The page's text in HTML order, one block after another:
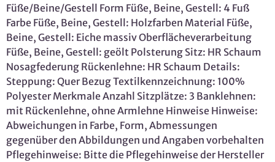
Füße/Beine/Gestell Form Füße, Beine, Gestell: 4 Fuß
Farbe Füße, Beine, Gestell: Holzfarben Material Füße,
Beine, Gestell: Eiche massiv Oberflächeverarbeitung
Füße, Beine, Gestell: geölt Polsterung Sitz: HR Schaum
Nosagfederung Rückenlehne: HR Schaum Details:
Steppung: Quer Bezug Textilkennzeichnung: 100%
Polyester Merkmale Anzahl Sitzplätze: 3 Banklehnen:
mit Rückenlehne, ohne Armlehne Hinweise Hinweise:
Abweichungen in Farbe, Form, Abmessungen
gegenüber den Abbildungen und Angaben vorbehalten
Pflegehinweise: Bitte die Pflegehinweise der Hersteller